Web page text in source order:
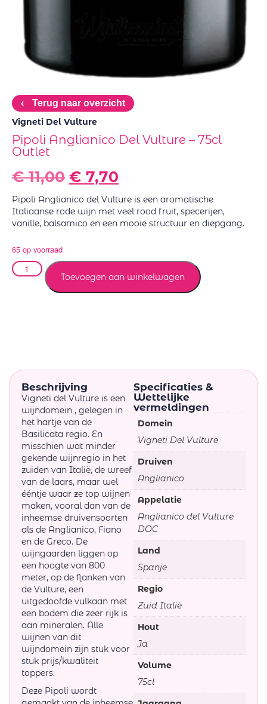
‹ Terug naar overzicht
Vigneti Del Vulture
Pipoli Anglianico Del Vulture – 75cl
Outlet
€11,00 € 7,70
Pipoli Anglianico del Vulture is een aromatische
Italiaanse rode wijn met veel rood fruit, specerijen,
vanille, balsamico en een mooie structuur en diepgang.
65 op voorraad
Toevoegen aan winkelwagen
Beschrijving
Vigneti del Vulture is een
wijndomein , gelegen in
het hartje van de
Basilicata regio. En
misschien wat minder
gekende wijnregio in het
zuiden van Italië, de wreef
van de laars, maar wel
ééntje waar ze top wijnen
maken, vooral dan van de
inheemse druivensoorten
als de Anglianico, Fiano
en de Greco. De
wijngaarden liggen op
een hoogte van 800
meter, op de flanken van
de Vulture, een
uitgedoofde vulkaan met
een bodem die zeer rijk is
aan mineralen. Alle
wijnen van dit
wijndomein zijn stuk voor
stuk prijs/kwaliteit
toppers.
Deze Pipoli wordt
Specificaties &
Wettelijke
vermeldingen
Domein
Vigneti Del Vulture
Druiven
Anglianico
Appelatie
Anglianico del Vulture
DOC
Land
Spanje
Regio
Zuid Italië
Hout
Ja
Volume
75cl